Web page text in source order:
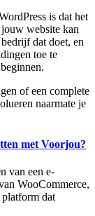
is dat het
website kan
dat doet, en
toe te
of een complete
naarmate je
met Voorjou?
van een e-
WooCommerce,
dat